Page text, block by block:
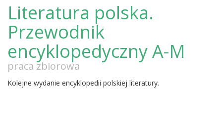
Literatura polska.
Przewodnik
encyklopedyczny A-M
praca zbiorowa
Kolejne wydanie encyklopedii polskiej literatury.